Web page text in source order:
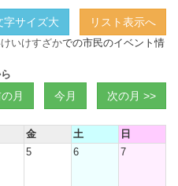
字サイズ大 リスト表示へ
いけすざかでの市民のイベント情
月 今月 次の月 >>
金 土
日
5 6 7